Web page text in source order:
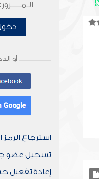
الـمـــــرور:
أو
استرجاع
تسجيل عضو
إعادة تفعيل